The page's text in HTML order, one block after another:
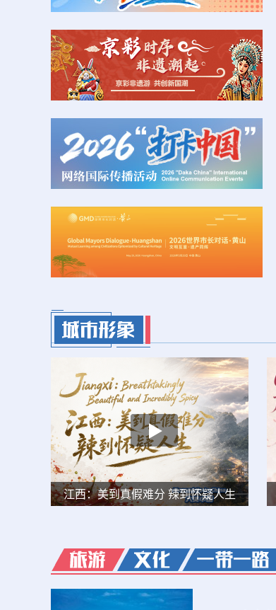
黄山市市长何毅：黄山将以“场景切入型”路径拥抱人工智能
江西：美到真假难分 辣到怀疑人生